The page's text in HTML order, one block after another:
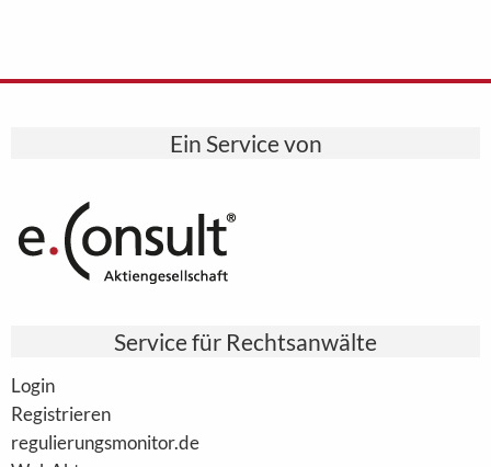
Ein Service von
Service für Rechtsanwälte
Login
Registrieren
regulierungsmonitor.de